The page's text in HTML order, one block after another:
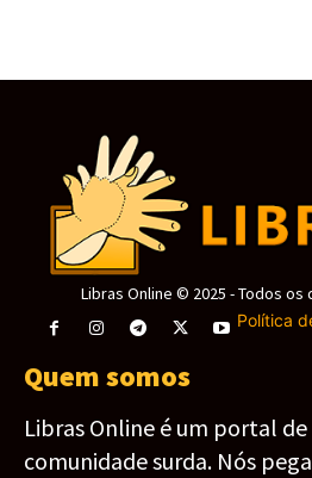
Libras Online © 2025 - Todos
Política
Quem somos
Libras Online é um portal
comunidade surda. Nós